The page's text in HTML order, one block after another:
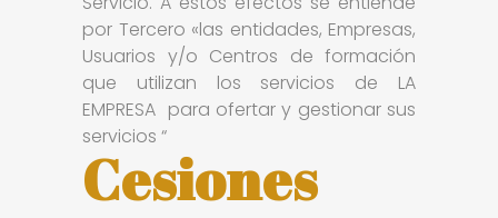
por Tercero «las entidades, Empresas,
Usuarios y/o Centros de formación
que utilizan los servicios de LA
EMPRESA para ofertar y gestionar sus
servicios “
Cesiones